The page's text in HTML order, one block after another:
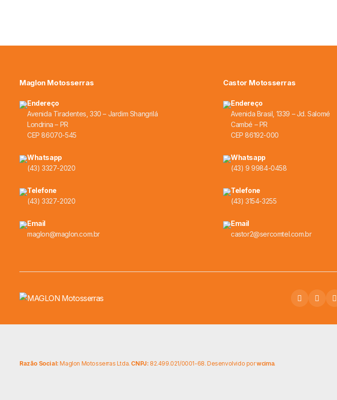
Maglon Motosserras
Endereço
Avenida Tiradentes, 330 – Jardim Shangrilá
Londrina – PR
CEP 86070-545
Whatsapp
(43) 3327-2020
Telefone
(43) 3327-2020
Email
maglon@maglon.com.br
Castor Motosserras
Endereço
Avenida Brasil, 1339 – Jd. Salomé
Cambé – PR
CEP 86192-000
Whatsapp
(43) 9 9984-0458
Telefone
(43) 3154-3255
Email
castor2@sercomtel.com.br
Razão Social: Maglon Motosserras Ltda. CNPJ: 82.499.021/0001-68. Desenvolvido porwcima.